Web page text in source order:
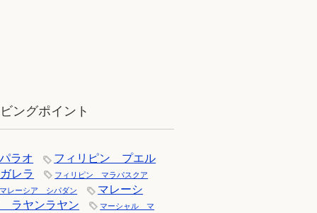
ングポイント
パラオ
フィリピン プエル
ガレラ
フィリピン マラパスクア
マレーシア シパダン
マレーシ
ラヤンラヤン
マーシャル マ